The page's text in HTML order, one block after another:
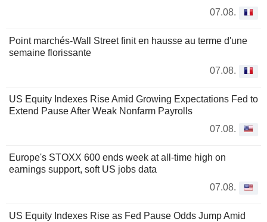
07.08.
Point marchés-Wall Street finit en hausse au terme d'une
semaine florissante
07.08.
US Equity Indexes Rise Amid Growing Expectations Fed to
Extend Pause After Weak Nonfarm Payrolls
07.08.
Europe's STOXX 600 ends week at all-time high on
earnings support, soft US jobs data
07.08.
US Equity Indexes Rise as Fed Pause Odds Jump Amid